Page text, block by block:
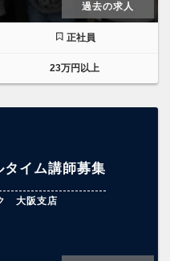
過去の求人
正社員
23万円以上
イム講師募集
大阪支店